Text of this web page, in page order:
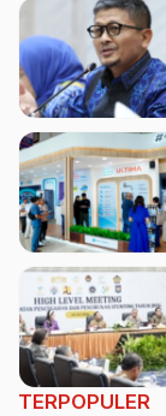
TERPOPULER